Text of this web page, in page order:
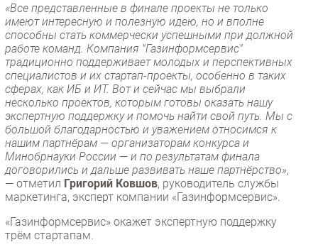
Интервью
Мероприятия
Проекты
IT класс
Тестовый стенд
Каталог компаний
«Все представленные в финале проекты не только
имеют интересную и полезную идею, но и вполне
способны стать коммерчески успешными при должной
работе команд. Компания "Газинформсервис"
традиционно поддерживает молодых и перспективных
специалистов и их стартап-проекты, особенно в таких
сферах, как ИБ и ИТ. Вот и сейчас мы выбрали
несколько проектов, которым готовы оказать нашу
экспертную поддержку и помочь найти свой путь. Мы с
большой благодарностью и уважением относимся к
нашим партнёрам — организаторам конкурса и
Минобрнауки России — и по результатам финала
договорились и дальше развивать наше партнёрство»,
— отметил Григорий Ковшов, руководитель службы
маркетинга, эксперт компании «Газинформсервис».
«Газинформсервис» окажет экспертную поддержку
трём стартапам.